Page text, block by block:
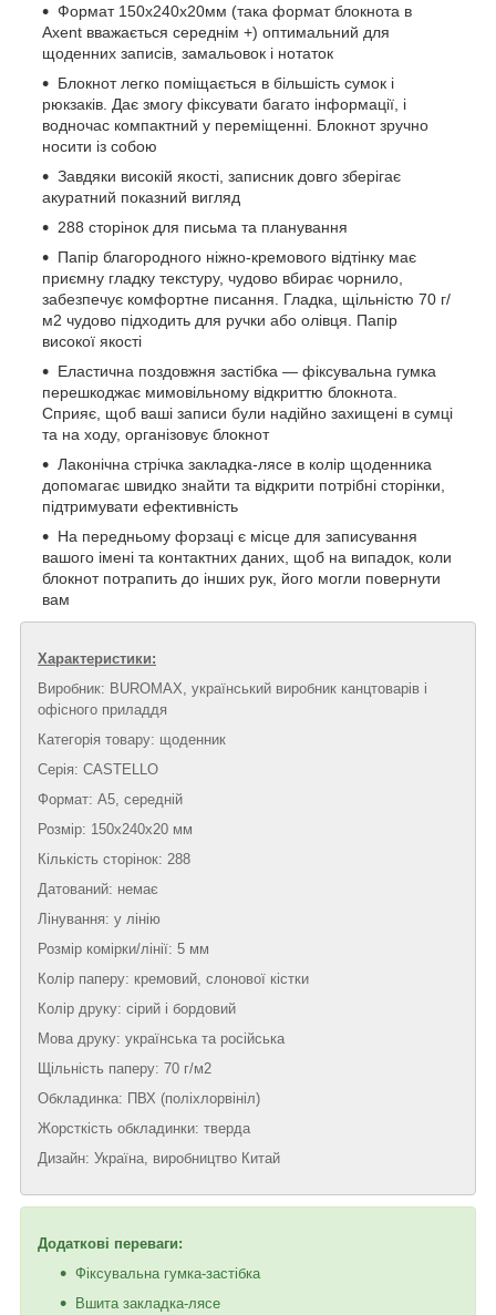
Формат 150х240х20мм (така формат блокнота в
Axent вважається середнім +) оптимальний для
щоденних записів, замальовок і нотаток
Блокнот легко поміщається в більшість сумок і
рюкзаків. Дає змогу фіксувати багато інформації, і
водночас компактний у переміщенні. Блокнот зручно
носити із собою
Завдяки високій якості, записник довго зберігає
акуратний показний вигляд
288 сторінок для письма та планування
Папір благородного ніжно-кремового відтінку має
приємну гладку текстуру, чудово вбирає чорнило,
забезпечує комфортне писання. Гладка, щільністю 70 г/
м2 чудово підходить для ручки або олівця. Папір
високої якості
Еластична поздовжня застібка — фіксувальна гумка
перешкоджає мимовільному відкриттю блокнота.
Сприяє, щоб ваші записи були надійно захищені в сумці
та на ходу, організовує блокнот
Лаконічна стрічка закладка-лясе в колір щоденника
допомагає швидко знайти та відкрити потрібні сторінки,
підтримувати ефективність
На передньому форзаці є місце для записування
вашого імені та контактних даних, щоб на випадок, коли
блокнот потрапить до інших рук, його могли повернути
вам
Характеристики:
Виробник: BUROMAX, український виробник канцтоварів і
офісного приладдя
Категорія товару: щоденник
Серія: CASTELLO
Формат: А5, середній
Розмір: 150х240х20 мм
Кількість сторінок: 288
Датований: немає
Лінування: у лінію
Розмір комірки/лінії: 5 мм
Колір паперу: кремовий, слонової кістки
Колір друку: сірий і бордовий
Мова друку: українська та російська
Щільність паперу: 70 г/м2
Обкладинка: ПВХ (поліхлорвініл)
Жорсткість обкладинки: тверда
Дизайн: Україна, виробництво Китай
Додаткові переваги:
Фіксувальна гумка-застібка
Вшита закладка-лясе